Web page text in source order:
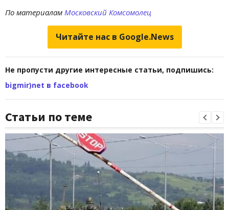
По материалам Московский Комсомолец
Читайте нас в Google.News
Не пропусти другие интересные статьи, подпишись:
bigmir)net в facebook
Статьи по теме